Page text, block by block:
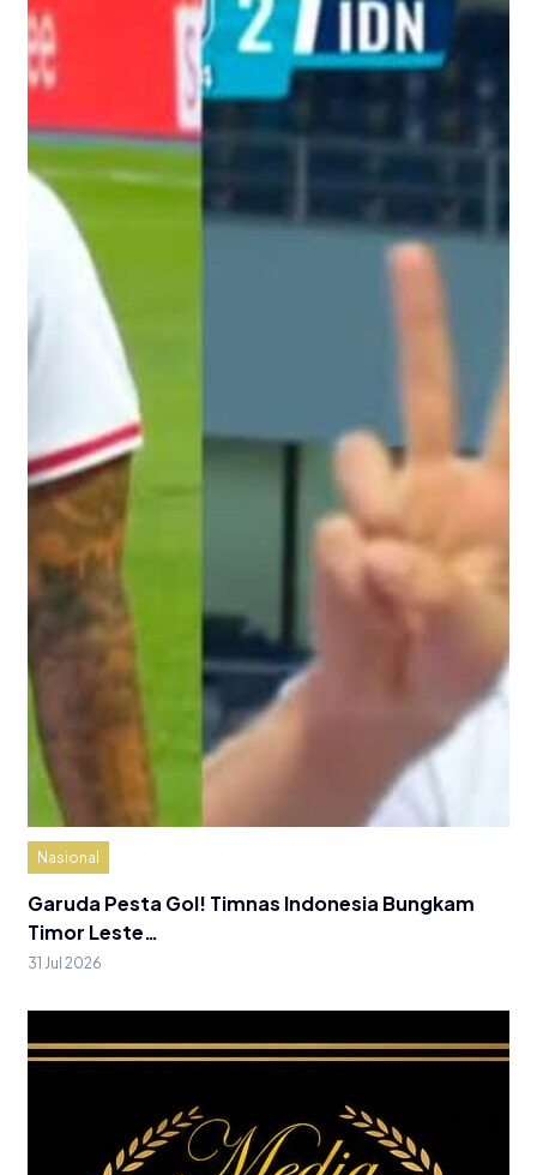
Nasional
Garuda Pesta Gol! Timnas Indonesia Bungkam
Timor Leste…
31 Jul 2026